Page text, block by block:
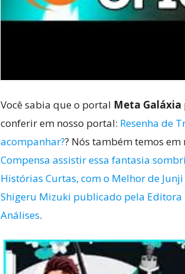
Você sabia que o portal Meta Galáxia
conferir em nosso portal: Resenha de
acompanhar?? Nós também temos em
Compensa assistir essa fantasia
Histórias Curtas, com o Melhor de
Shigeru Mizuki publicado pela Editora
Análises.